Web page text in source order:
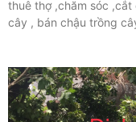
thuê thợ ,chăm sóc
cây , bán chậu trồng